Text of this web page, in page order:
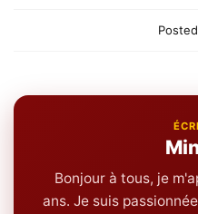
Bonjour à tous, je
ans. Je suis